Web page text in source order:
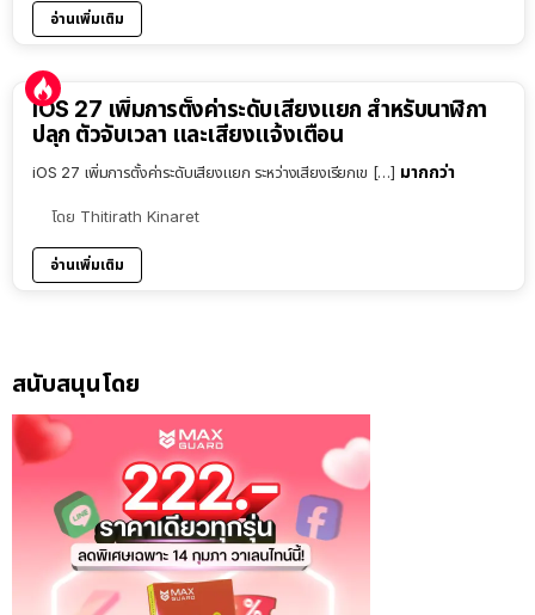
อ่านเพิ่มเติม
iOS 27 เพิ่มการตั้งค่าระดับเสียงแยก สำหรับนาฬิกา
ปลุก ตัวจับเวลา และเสียงแจ้งเตือน
iOS 27 เพิ่มการตั้งค่าระดับเสียงแยก ระหว่างเสียงเรียกเข […] มากกว่า
โดย Thitirath Kinaret
อ่านเพิ่มเติม
สนับสนุนโดย